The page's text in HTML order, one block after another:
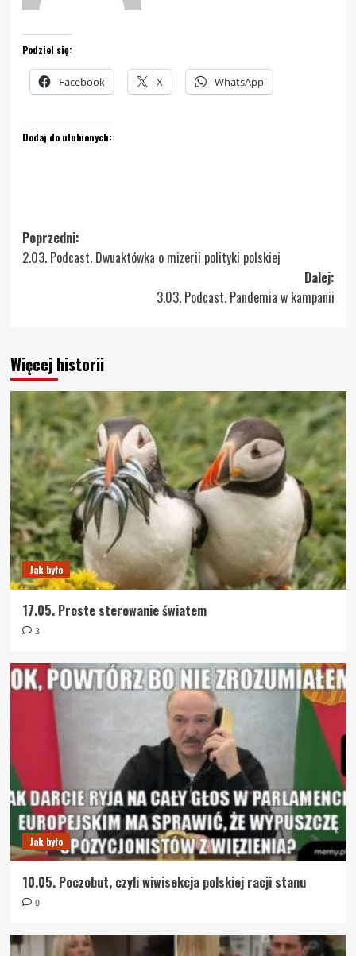
Podziel się:
Facebook X WhatsApp
Dodaj do ulubionych:
Zobacz
wpisy
Poprzedni:
2.03. Podcast. Dwuaktówka o mizerii polityki polskiej
Dalej:
3.03. Podcast. Pandemia w kampanii
Więcej historii
Jak było
17.05. Proste sterowanie światem
3
Jak było
10.05. Poczobut, czyli wiwisekcja polskiej racji stanu
0